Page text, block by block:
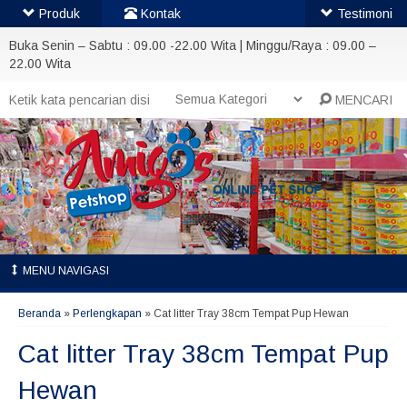
Buka Senin – Sabtu : 09.00 -22.00 Wita | Minggu/Raya : 09.00 –
22.00 Wita
MENCARI
MENU NAVIGASI
Beranda » Perlengkapan » Cat litter Tray 38cm Tempat Pup Hewan
Cat litter Tray 38cm Tempat Pup
Hewan
Produk Kontak Testimoni